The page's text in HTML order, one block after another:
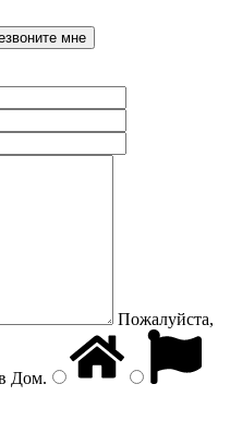
Пожалуйста,
Дом.